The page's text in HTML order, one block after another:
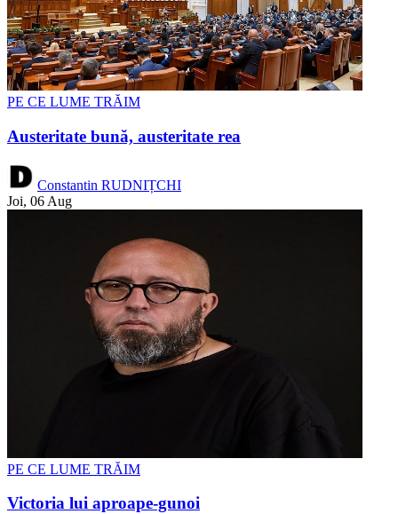
PE CE LUME TRĂIM
Austeritate bună, austeritate rea
Constantin RUDNIȚCHI
Joi, 06 Aug
PE CE LUME TRĂIM
Victoria lui aproape-gunoi